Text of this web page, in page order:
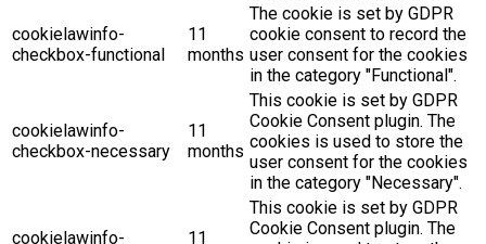
cookielawinfo-
checkbox-functional
11
months
The cookie is set by GDPR
cookie consent to record the
user consent for the cookies
in the category "Functional".
cookielawinfo-
checkbox-necessary
11
months
This cookie is set by GDPR
Cookie Consent plugin. The
cookies is used to store the
user consent for the cookies
in the category "Necessary".
cookielawinfo-
11
This cookie is set by GDPR
Cookie Consent plugin. The